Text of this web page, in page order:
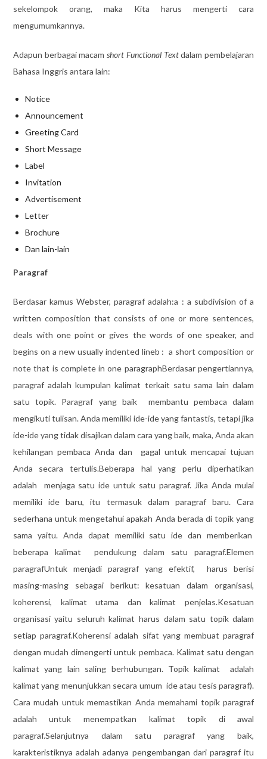
sekelompok orang, maka Kita harus mengerti cara
mengumumkannya.
Adapun berbagai macamshort Functional Textdalam pembelajaran
Bahasa Inggris antara lain:
Notice
Announcement
Greeting Card
Short Message
Label
Invitation
Advertisement
Letter
Brochure
Dan lain-lain
Paragraf
Berdasar kamus Webster, paragraf adalah:a : a subdivision of a
written composition that consists of one or more sentences,
deals with one point or gives the words of one speaker, and
begins on a new usually indented lineb : a short composition or
note that is complete in one paragraphBerdasar pengertiannya,
paragraf adalah kumpulan kalimat terkait satu sama lain dalam
satu topik. Paragraf yang baik membantu pembaca dalam
mengikuti tulisan. Anda memiliki ide-ide yang fantastis, tetapi jika
ide-ide yang tidak disajikan dalam cara yang baik, maka, Anda akan
kehilangan pembaca Anda dan gagal untuk mencapai tujuan
Anda secara tertulis.Beberapa hal yang perlu diperhatikan
adalah menjaga satu ide untuk satu paragraf. Jika Anda mulai
memiliki ide baru, itu termasuk dalam paragraf baru. Cara
sederhana untuk mengetahui apakah Anda berada di topik yang
sama yaitu. Anda dapat memiliki satu ide dan memberikan
beberapa kalimat pendukung dalam satu paragraf.Elemen
paragrafUntuk menjadi paragraf yang efektif, harus berisi
masing-masing sebagai berikut: kesatuan dalam organisasi,
koherensi, kalimat utama dan kalimat penjelas.Kesatuan
organisasi yaitu seluruh kalimat harus dalam satu topik dalam
setiap paragraf.Koherensi adalah sifat yang membuat paragraf
dengan mudah dimengerti untuk pembaca. Kalimat satu dengan
kalimat yang lain saling berhubungan. Topik kalimat adalah
kalimat yang menunjukkan secara umum ide atau tesis paragraf).
Cara mudah untuk memastikan Anda memahami topik paragraf
adalah untuk menempatkan kalimat topik di awal
paragraf.Selanjutnya dalam satu paragraf yang baik,
karakteristiknya adalah adanya pengembangan dari paragraf itu